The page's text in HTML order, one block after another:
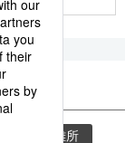
避難所